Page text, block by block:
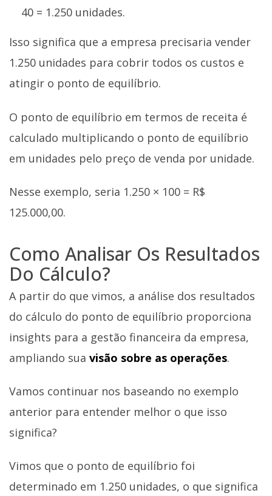
40 = 1.250 unidades.
Isso significa que a empresa precisaria vender
1.250 unidades para cobrir todos os custos e
atingir o ponto de equilíbrio.
O ponto de equilíbrio em termos de receita é
calculado multiplicando o ponto de equilíbrio
em unidades pelo preço de venda por unidade.
Nesse exemplo, seria 1.250 × 100 = R$
125.000,00.
Como Analisar Os Resultados
Do Cálculo?
A partir do que vimos, a análise dos resultados
do cálculo do ponto de equilíbrio proporciona
insights para a gestão financeira da empresa,
ampliando sua visão sobre as operações.
Vamos continuar nos baseando no exemplo
anterior para entender melhor o que isso
significa?
Vimos que o ponto de equilíbrio foi
determinado em 1.250 unidades, o que significa